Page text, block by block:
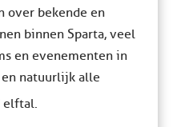
over bekende en
binnen Sparta, veel
en evenementen in
natuurlijk alle
elftal.